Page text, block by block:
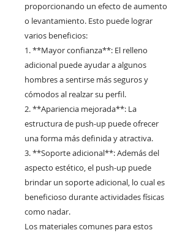
proporcionando un efecto de aumento
o levantamiento. Esto puede lograr
varios beneficios:
1. **Mayor confianza**: El relleno
adicional puede ayudar a algunos
hombres a sentirse más seguros y
cómodos al realzar su perfil.
2. **Apariencia mejorada**: La
estructura de push-up puede ofrecer
una forma más definida y atractiva.
3. **Soporte adicional**: Además del
aspecto estético, el push-up puede
brindar un soporte adicional, lo cual es
beneficioso durante actividades físicas
como nadar.
Los materiales comunes para estos